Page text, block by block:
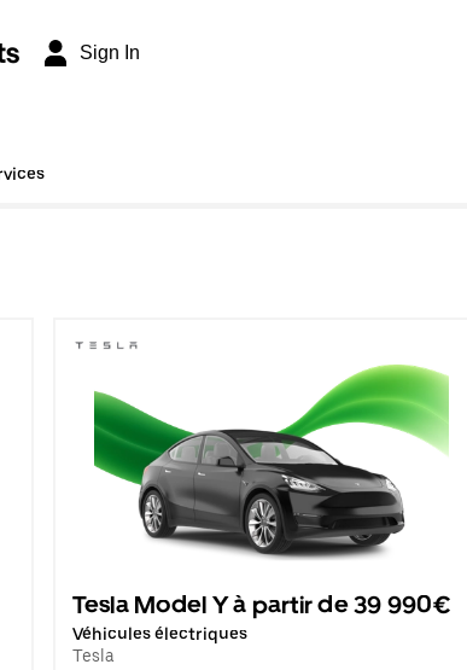
Sign In
Tesla Model Y à partir de 39 990€
Véhicules électriques
Tesla